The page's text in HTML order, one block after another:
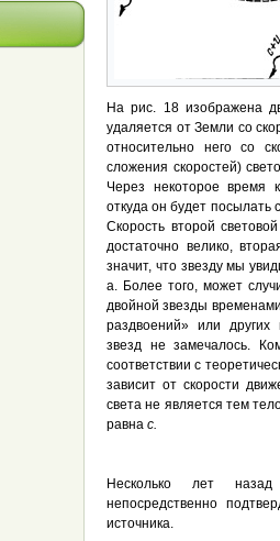
На рис. 18 изображена
удаляется от Земли со
относительно него со
сложения скоростей)
Через некоторое время
откуда он будет
Скорость второй
достаточно велико,
значит, что звезду мы
а. Более того, может
двойной звезды
раздвоений» или других
звезд не
соответствии с
зависит от скорости
света не является тем
равна с.
Несколько лет
непосредственно
источника.